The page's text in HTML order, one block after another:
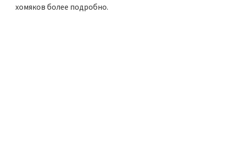
хомяков более подробно.